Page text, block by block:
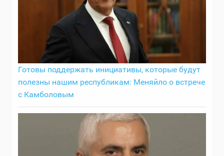
Готовы поддержать инициативы, которые будут
полезны нашим республикам: Меняйло о встрече
с Камболовым